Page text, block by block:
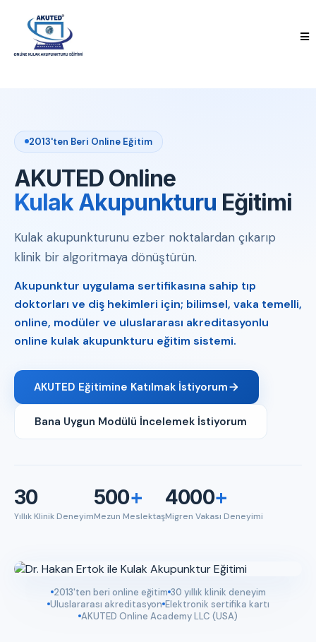
2013'ten Beri Online Eğitim
AKUTED Online
Kulak Akupunkturu Eğitimi
Kulak akupunkturunu ezber noktalardan çıkarıp
klinik bir algoritmaya dönüştürün.
Akupunktur uygulama sertifikasına sahip tıp
doktorları ve diş hekimleri için; bilimsel, vaka temelli,
online, modüler ve uluslararası akreditasyonlu
online kulak akupunkturu eğitim sistemi.
AKUTED Eğitimine Katılmak İstiyorum
Bana Uygun Modülü İncelemek İstiyorum
30
Yıllık Klinik Deneyim
500+
Mezun Meslektaş
4000+
Migren Vakası Deneyimi
2013'ten beri online eğitim 30 yıllık klinik deneyim
Uluslararası akreditasyon Elektronik sertifika kartı
AKUTED Online Academy LLC (USA)